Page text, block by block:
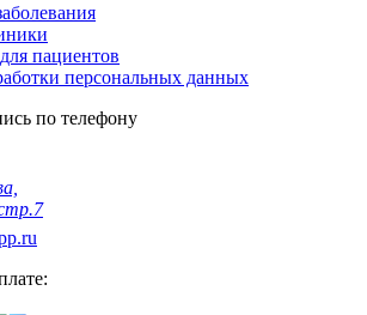
пациентов
персональных данных
по телефону